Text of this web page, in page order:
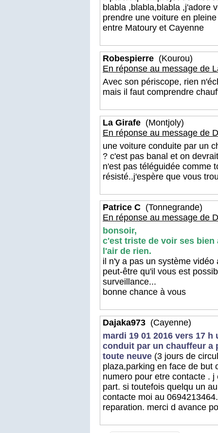
blabla ,blabla,blabla ,j'adore
prendre une voiture en
entre Matoury et Cayenne
Robespierre (Kourou)
En réponse au message de
Avec son périscope, rien
mais il faut comprendre
La Girafe (Montjoly)
En réponse au message de
une voiture conduite par un
? c'est pas banal et on
n'est pas téléguidée comme
résisté..j'espère que vous
Patrice C (Tonnegrande)
En réponse au message de
bonsoir,
c'est triste de voir ses
l'air de rien.
il n'y a pas un système vidéo
peut-être qu'il vous est
surveillance...
bonne chance à vous
Dajaka973 (Cayenne)
mardi 19 01 2016 vers 17
conduit par un chauffeur a
toute neuve (3 jours de
plaza,parking en face de but
numero pour etre contacte .
part. si toutefois quelqu un
contacte moi au
reparation. merci d avance